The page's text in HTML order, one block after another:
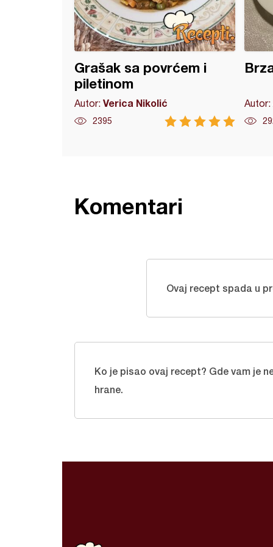
Grašak sa povrćem i
piletinom
Autor: Verica Nikolić
2395
Autor:
Komentari
Ovaj recept spada u
Ko je pisao ovaj recept? Gde vam je
hrane.